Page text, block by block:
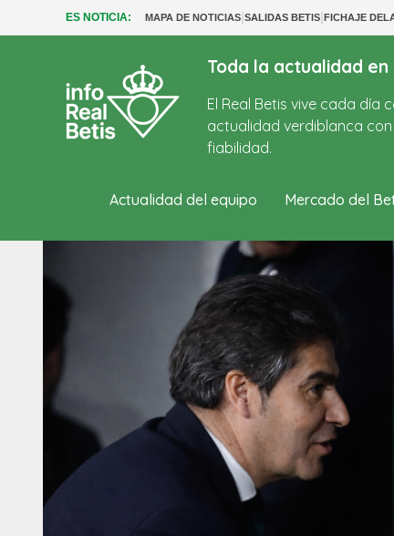
ES NOTICIA: MAPA DE NOTICIAS|SALIDAS BETIS|FICHAJE
Toda la actualidad en
El Real Betis vive cada
actualidad verdiblanca
fiabilidad.
Actualidad del equipo Mercado del